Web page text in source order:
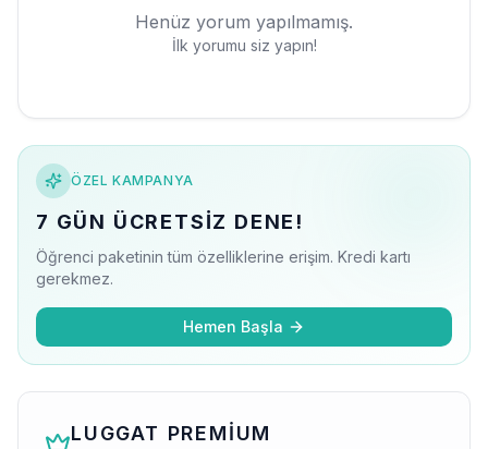
Henüz yorum yapılmamış.
İlk yorumu siz yapın!
ÖZEL KAMPANYA
7 GÜN ÜCRETSIZ DENE!
Öğrenci paketinin tüm özelliklerine erişim. Kredi kartı
gerekmez.
Hemen Başla
LUGGAT PREMIUM